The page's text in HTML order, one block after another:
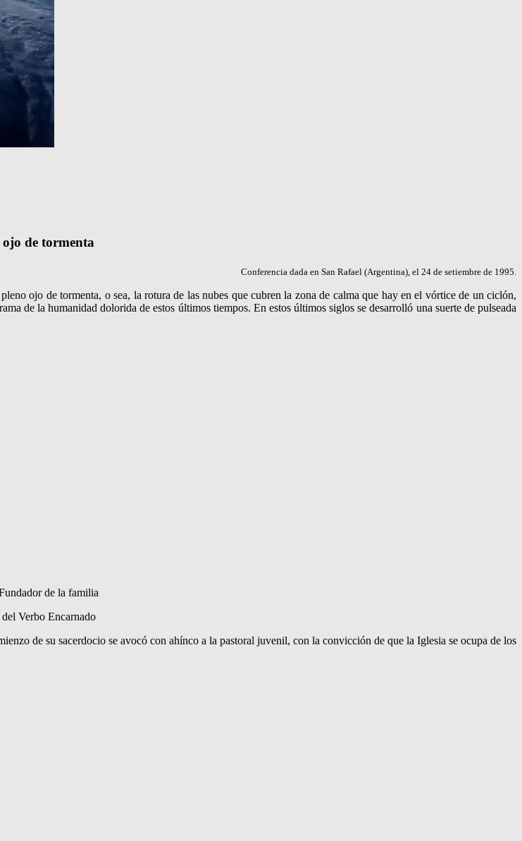
ojo de tormenta
Conferencia dada en San Rafael (Argentina), el 24 de setiembre de 1995.
ojo de tormenta, o sea, la rotura de las nubes que cubren la zona de calma que hay en el vórtice de un ciclón,
de la humanidad dolorida de estos últimos tiempos. En estos últimos siglos se desarrolló una suerte de pulseada
de la familia
del Verbo Encarnado
de su sacerdocio se avocó con ahínco a la pastoral juvenil, con la convicción de que la Iglesia se ocupa de los